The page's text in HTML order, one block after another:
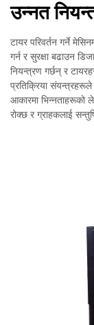
उन्नत
टायर परिवर्तन गर्ने
गर्न र सुरक्षा बढाउन
नियन्त्रण गर्छन् र
प्रतिक्रिया
आकारमा भिन्नताहरूको
रोक्छ र ग्राहकलाई